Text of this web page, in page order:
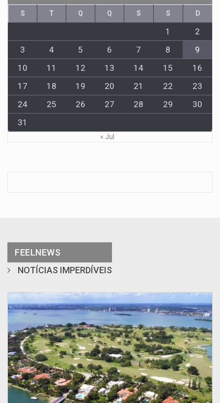
S T Q Q S S D
1
2
3
4 5 6 7 8
9
10
11 12 13 14 15
16
17
18 19 20 21 22
23
24
25 26 27 28 29
30
31
« Jul
FEELNEWS
NOTÍCIAS IMPERDÍVEIS